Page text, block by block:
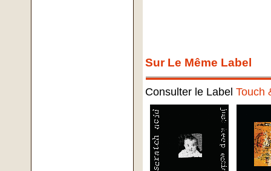
Sur Le Même Label
Consulter le LabelTouch